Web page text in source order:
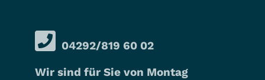
04292/819 60 02
Wir sind für Sie von Montag